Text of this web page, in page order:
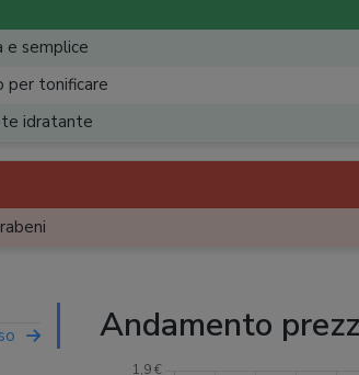
e semplice
per tonificare
idratante
Andamento